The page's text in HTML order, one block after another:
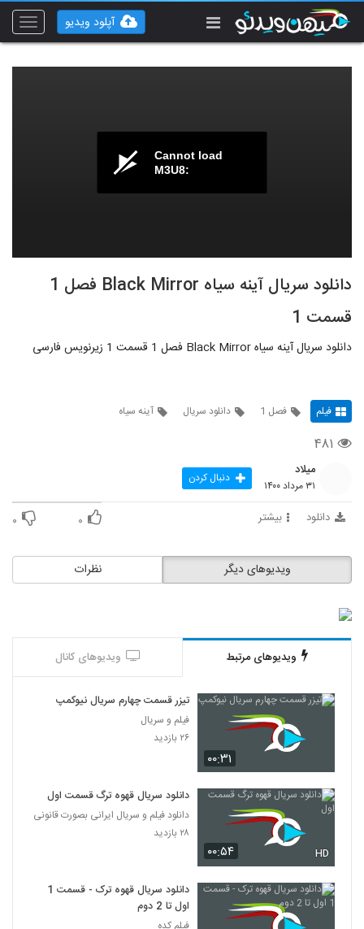
Toggle
آپلود ویدیو
Cannot load
M3U8:
دانلود سریال آینه سیاه Black Mirror فصل 1
قسمت 1
دانلود سریال آینه سیاه Black Mirror فصل 1 قسمت 1 زیرنویس فارسی
فیلم فصل 1 دانلود سریال آینه سیاه
۴۸۱
میلاد
۳۱ مرداد ۱۴۰۰ دنبال کردن
دانلود بیشتر ۰ ۰
نظرات ویدیوهای دیگر
ویدیوهای مرتبط ویدیوهای کانال
۰۰:۳۱
تیزر قسمت چهارم سریال نیوکمپ
فیلم و سریال
۲۶ بازدید
۰۰:۵۴ HD
دانلود سریال قهوه ترگ قسمت اول
دانلود فیلم و سریال ایرانی بصورت قانونی
۲۸ بازدید
دانلود سریال قهوه ترک - قسمت 1
اول تا 2 دوم
فیلم کده